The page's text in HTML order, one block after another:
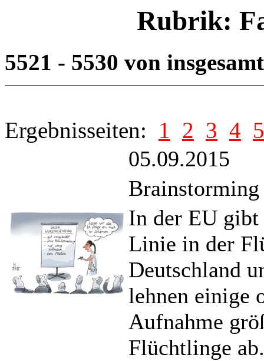
Rubrik:
5521 - 5530 von
Ergebnisseiten: 1 2 3 4 5
05.09.2015
Brainstorming
In der EU gibt
Linie in der
Deutschland
lehnen einige
Aufnahme
Flüchtlinge ab.